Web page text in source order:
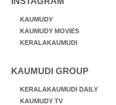
KAUMUDY
KAUMUDY MOVIES
KERALAKAUMUDI
KAUMUDI GROUP
KERALAKAUMUDI DAILY
KAUMUDY TV